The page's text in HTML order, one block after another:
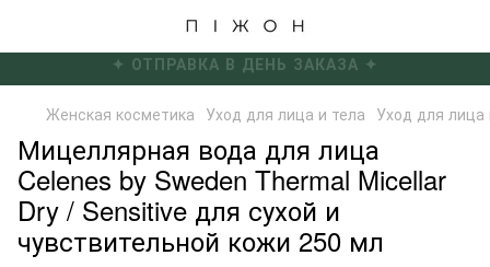
✦ БЕСПЛАТНАЯ ДОСТАВКА ОТ 4000 ГРН ✦
Женская косметика Уход для лица и тела Уход для лица
Мицеллярная вода для лица
Celenes by Sweden Thermal Micellar
Dry / Sensitive для сухой и
чувствительной кожи 250 мл